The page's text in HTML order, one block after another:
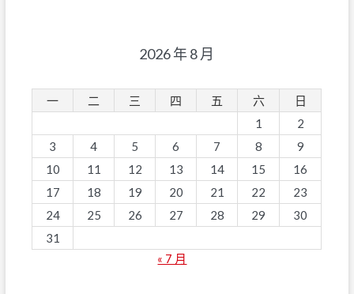
2026 年 8 月
一 二 三 四 五 六
日
1
2
3
4 5 6 7 8
9
10
11 12 13 14 15
16
17
18 19 20 21 22
23
24
25 26 27 28 29
30
31
« 7 月